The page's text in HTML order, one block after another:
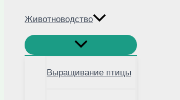
Животноводство
Выращивание птицы